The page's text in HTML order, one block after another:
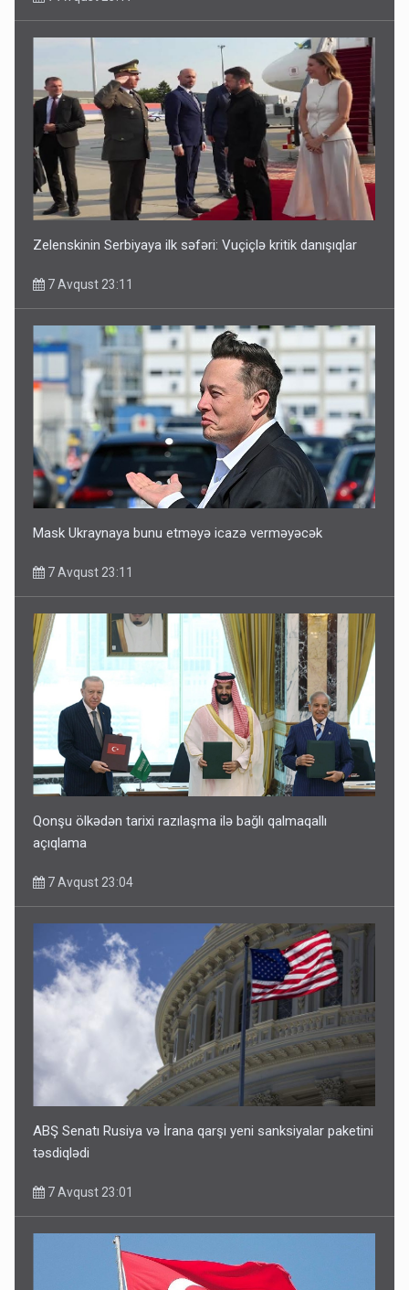
Kartdan karta istədiyiniz qədər köçürmə edə bilərsiniz -
VİDEO
7 Avqust 11:06
Zelenskinin Serbiyaya ilk səfəri: Vuçiçlə kritik danışıqlar
7 Avqust 23:11
Mask Ukraynaya bunu etməyə icazə verməyəcək
7 Avqust 23:11
Qonşu ölkədən tarixi razılaşma ilə bağlı qalmaqallı
açıqlama
7 Avqust 23:04
ABŞ Senatı Rusiya və İrana qarşı yeni sanksiyalar paketini
təsdiqlədi
7 Avqust 23:01